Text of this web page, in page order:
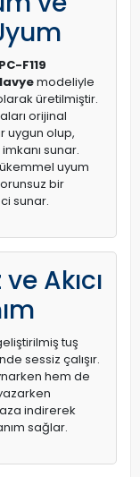
F119
modeliyle
üretilmiştir.
orijinal
uygun olup,
sunar.
uyum
bir
sunar.
Akıcı
tuş
sessiz çalışır.
hem de
indirerek
sağlar.